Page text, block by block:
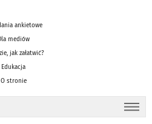
ankietowe
mediów
jak załatwić?
Edukacja
O stronie